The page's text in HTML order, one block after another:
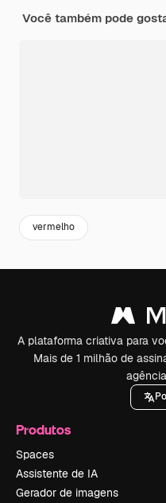
Você também pode
vermelho
A plataforma criativa para
Mais de 1 milhão de
Produtos
Spaces
Assistente de IA
Gerador de imagens